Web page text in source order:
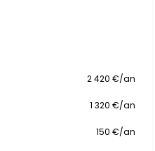
2 420 €/an
1 320 €/an
150 €/an